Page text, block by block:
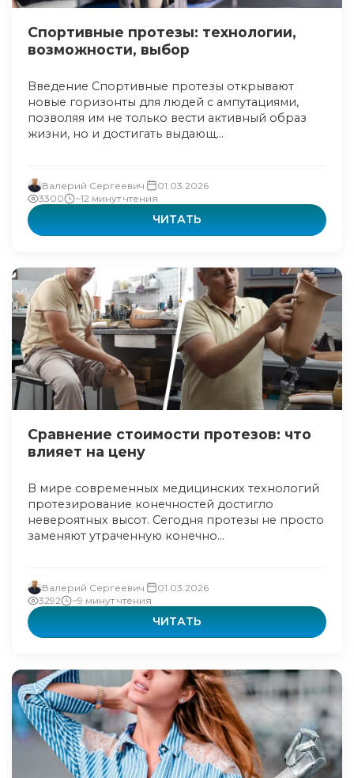
Спортивные протезы: технологии,
возможности, выбор
Введение Спортивные протезы открывают
новые горизонты для людей с ампутациями,
позволяя им не только вести активный образ
жизни, но и достигать выдающ...
Валерий Сергеевич
01.03.2026
3300
~12 минут чтения
ЧИТАТЬ
Cравнение стоимости протезов: что
влияет на цену
В мире современных медицинских технологий
протезирование конечностей достигло
невероятных высот. Сегодня протезы не просто
заменяют утраченную конечно...
Валерий Сергеевич
01.03.2026
3292
~9 минут чтения
ЧИТАТЬ